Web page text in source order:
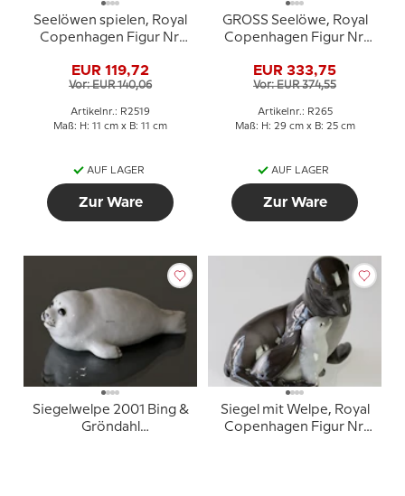
Seelöwen spielen, Royal
Copenhagen Figur Nr.
EUR 119,72
Vor: EUR 140,06
Artikelnr.: R2519
Maß: H: 11 cm x B: 11 cm
AUF LAGER
Zur Ware
GROSS Seelöwe, Royal
Copenhagen Figur Nr.
EUR 333,75
Vor: EUR 374,55
Artikelnr.: R265
Maß: H: 29 cm x B: 25 cm
AUF LAGER
Zur Ware
Siegelwelpe 2001 Bing &
Gröndahl
Siegel mit Welpe, Royal
Copenhagen Figur Nr.